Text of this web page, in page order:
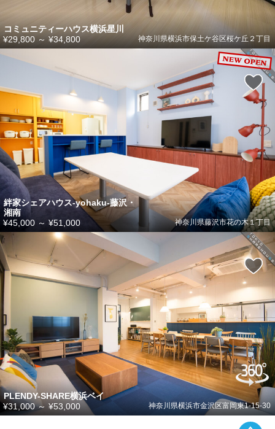
コミュニティーハウス横浜星川
神奈川県横浜市保土ケ谷区桜ケ丘２丁目
¥29,800～¥34,800
絆家シェアハウス-yohaku-藤沢・
湘南
神奈川県藤沢市花の木１丁目
¥45,000 ～ ¥51,000
PLENDY-SHARE横浜ベイ
神奈川県横浜市金沢区富岡東1-15-30
¥31,000～ ¥53,000